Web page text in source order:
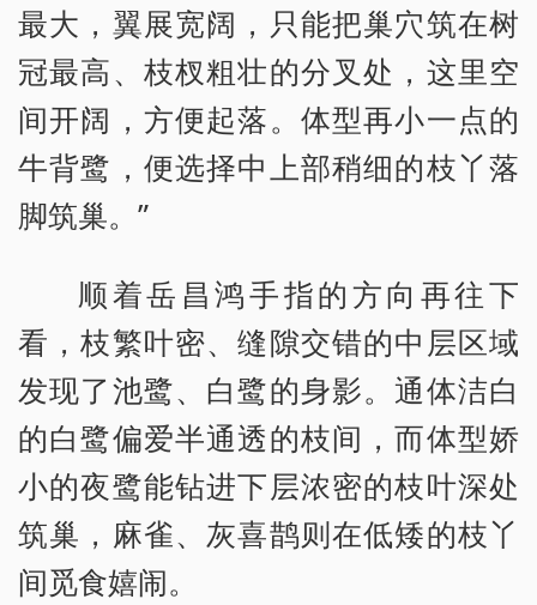
最大，翼展宽阔，只能把巢穴筑在树
冠最高、枝杈粗壮的分叉处，这里空
间开阔，方便起落。体型再小一点的
牛背鹭，便选择中上部稍细的枝丫落
脚筑巢。”
顺着岳昌鸿手指的方向再往下
看，枝繁叶密、缝隙交错的中层区域
发现了池鹭、白鹭的身影。通体洁白
的白鹭偏爱半通透的枝间，而体型娇
小的夜鹭能钻进下层浓密的枝叶深处
筑巢，麻雀、灰喜鹊则在低矮的枝丫
间觅食嬉闹。